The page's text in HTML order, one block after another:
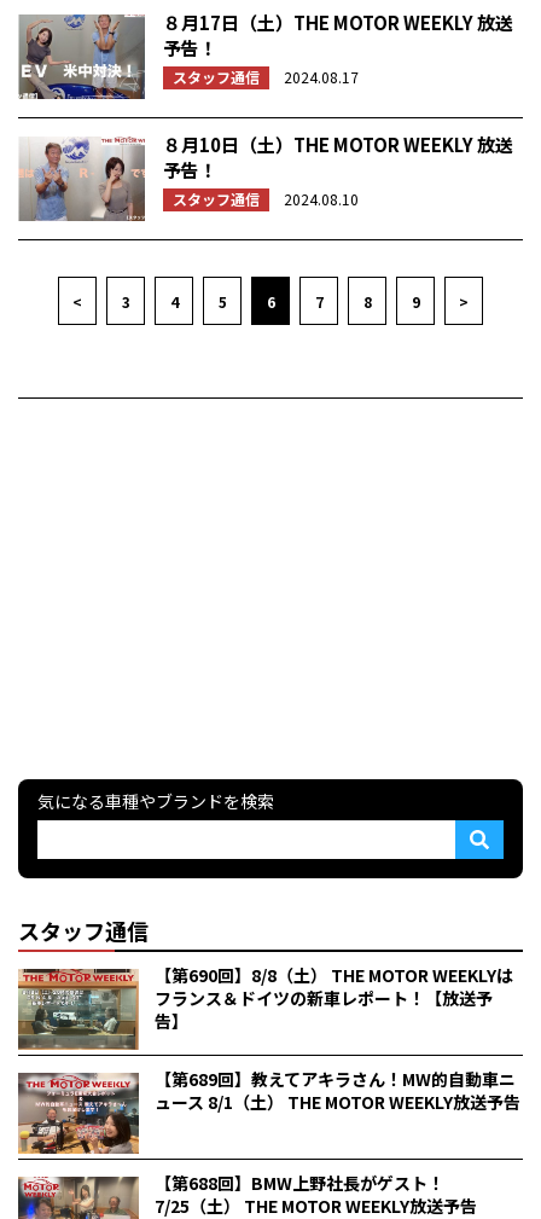
８月17日（土）THE MOTOR WEEKLY 放送
予告！
スタッフ通信 2024.08.17
８月10日（土）THE MOTOR WEEKLY 放送
予告！
スタッフ通信 2024.08.10
< 3 4 5 6 7 8 9 >
気になる車種やブランドを検索
スタッフ通信
【第690回】8/8（土） THE MOTOR WEEKLYは
フランス＆ドイツの新車レポート！【放送予
告】
【第689回】教えてアキラさん！MW的自動車ニ
ュース 8/1（土） THE MOTOR WEEKLY放送予告
【第688回】BMW上野社長がゲスト！
7/25（土） THE MOTOR WEEKLY放送予告